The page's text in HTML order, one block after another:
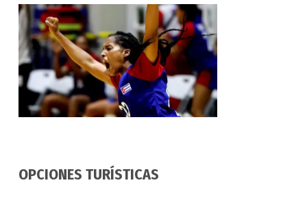
OPCIONES TURÍSTICAS